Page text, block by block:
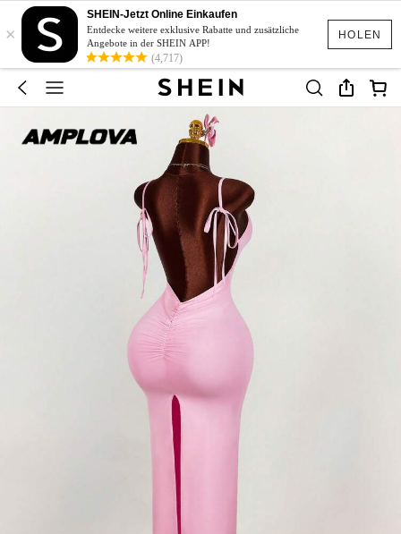
HOLEN
×
SHEIN-Jetzt Online Einkaufen
Entdecke weitere exklusive Rabatte und zusätzliche
Angebote in der SHEIN APP!
(4,717)